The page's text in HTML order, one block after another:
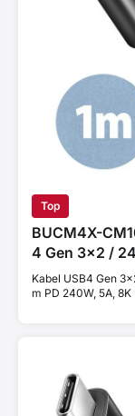
Top
BUCM4X-
4 Gen 3×2 /
Kabel USB4 Gen
m PD 240W, 5A,